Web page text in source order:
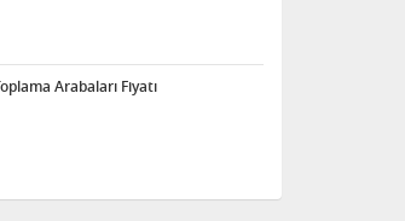
Arabaları Fiyatı